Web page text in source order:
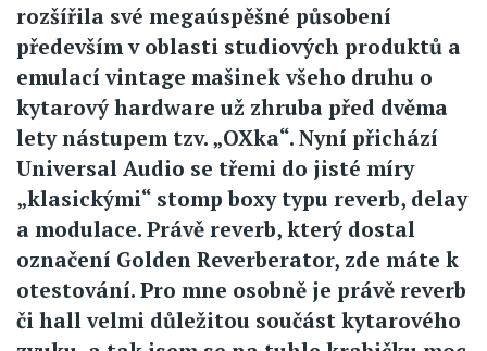
rozšířila své megaúspěšné působení
především v oblasti studiových produktů a
emulací vintage mašinek všeho druhu o
kytarový hardware už zhruba před dvěma
lety nástupem tzv. „OXka“. Nyní přichází
Universal Audio se třemi do jisté míry
„klasickými“ stomp boxy typu reverb, delay
a modulace. Právě reverb, který dostal
označení Golden Reverberator, zde máte k
otestování. Pro mne osobně je právě reverb
či hall velmi důležitou součást kytarového